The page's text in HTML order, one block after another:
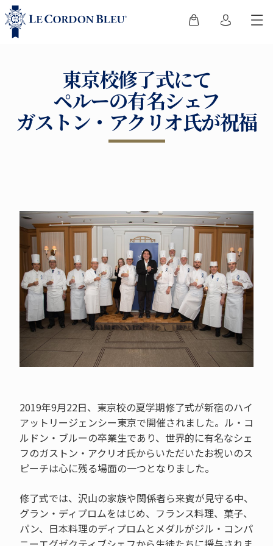
東京校修了式にて
ペルーの有名シェフ
ガストン・アクリオ氏が祝福
2019年9月22日、東京校の夏学期修了式が新宿のハイ
アットリージェンシー東京で開催されました。ル・コ
ルドン・ブルーの卒業生であり、世界的に有名なシェ
フのガストン・アクリオ氏からいただいたお祝いのス
ピーチは心に残る場面の一つとなりました。
修了式では、沢山の家族や関係者ら来賓が見守る中、
グラン・ディプロムをはじめ、フランス料理、菓子、
パン、日本料理のディプロムとメダルがジル・コンパ